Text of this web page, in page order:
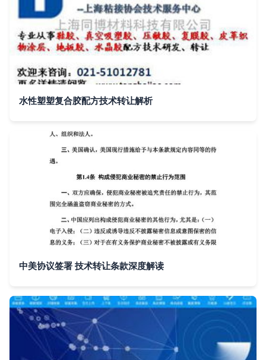
水性塑塑复合胶配方技术转让解析
中美协议签署 技术转让条款深度解读